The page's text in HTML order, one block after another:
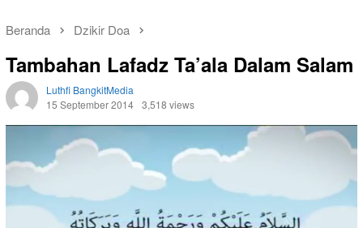
Beranda Dzikir Doa
Tambahan Lafadz Ta’ala Dalam Salam
Luthfi BangkitMedia
15 September 2014 3,518 views